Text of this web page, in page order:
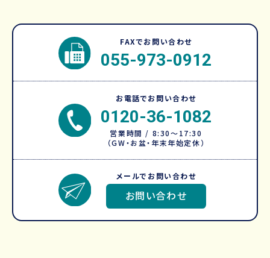
FAXでお問い合わせ
055-973-0912
お電話でお問い合わせ
0120-36-1082
営業時間 / 8:30～17:30
（GW・お盆・年末年始定休）
メールでお問い合わせ
お問い合わせ